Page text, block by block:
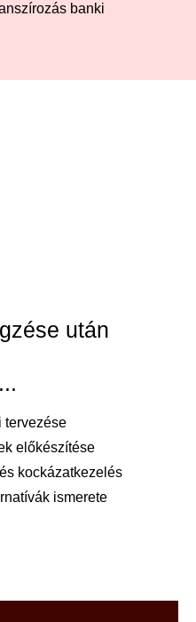
banki
után
tervezése
előkészítése
kockázatkezelés
ismerete